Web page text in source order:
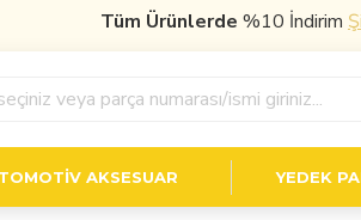
Tüm Ürünlerde%10 İndirimŞimdi
AKSESUAR YEDEK